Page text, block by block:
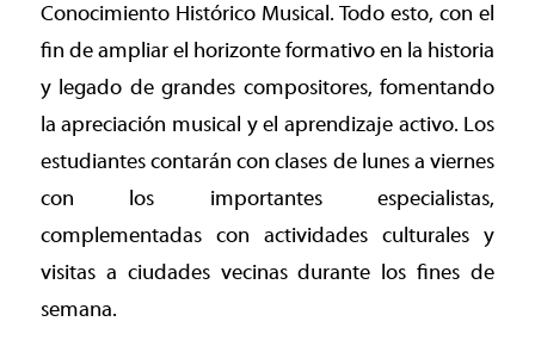
Conocimiento Histórico Musical. Todo esto, con el
fin de ampliar el horizonte formativo en la historia
y legado de grandes compositores, fomentando
la apreciación musical y el aprendizaje activo. Los
estudiantes contarán con clases de lunes a viernes
con los importantes especialistas,
complementadas con actividades culturales y
visitas a ciudades vecinas durante los fines de
semana.